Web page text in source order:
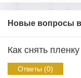
Новые вопросы
Как снять
Ответы (0)